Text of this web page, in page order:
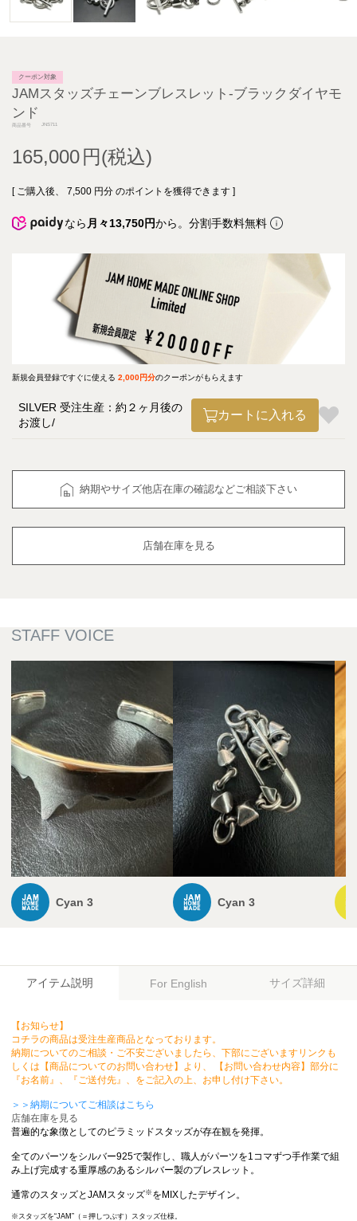
クーポン対象
JAMスタッズチェーンブレスレット-ブラックダイヤモ
ンド
商品番号 JNS711
165,000
[ ご購入後、 7,500 円分 のポイントを獲得できます ]
なら 月々13,750円から。分割手数料無料
新規会員登録ですぐに使える 2,000円分のクーポンがもらえます
SILVER 受注生産：約２ヶ月後の
お渡し
カートに入れる
納期やサイズ他店在庫の確認などご相談下さい
店舗在庫を見る
Cyan 3 Cyan 3
アイテム説明 For English サイズ詳細
【お知らせ】
コチラの商品は受注生産商品となっております。
納期についてのご相談・ご不安ございましたら、下部にございますリンクも
しくは【商品についてのお問い合わせ】より、 【お問い合わせ内容】部分に
『お名前』、『ご送付先』、をご記入の上、お申し付け下さい。
＞＞納期についてご相談はこちら
店舗在庫を見る
普遍的な象徴としてのピラミッドスタッズが存在観を発揮。
全てのパーツをシルバー925で製作し、職人がパーツを1コマずつ手作業で組
み上げ完成する重厚感のあるシルバー製のブレスレット。
通常のスタッズとJAMスタッズ※ をMIXしたデザイン。
※スタッズを“JAM”（＝押しつぶす）スタッズ仕様。